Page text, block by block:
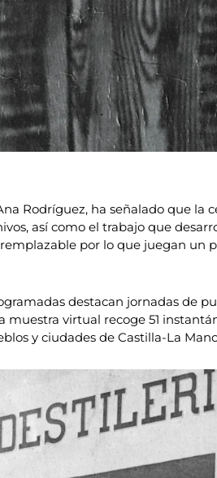
Rodríguez, ha señalado que
así como el trabajo que
por lo que juegan un
destacan jornadas de
muestra virtual recoge 51
y ciudades de Castilla-La